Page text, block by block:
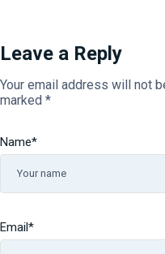
Leave a Reply
Your email address will not
marked *
Name*
Email *